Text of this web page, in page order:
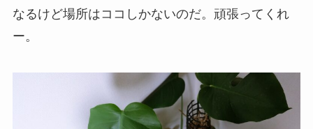
なるけど場所はココしかないのだ。頑張ってくれ
ー。